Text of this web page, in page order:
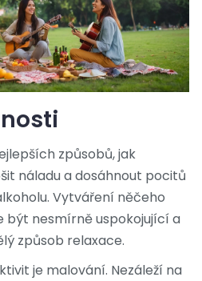
způsobů, jak
náladu a dosáhnout pocitů
Vytváření něčeho
být nesmírně uspokojující a
způsob relaxace.
je malování. Nezáleží na